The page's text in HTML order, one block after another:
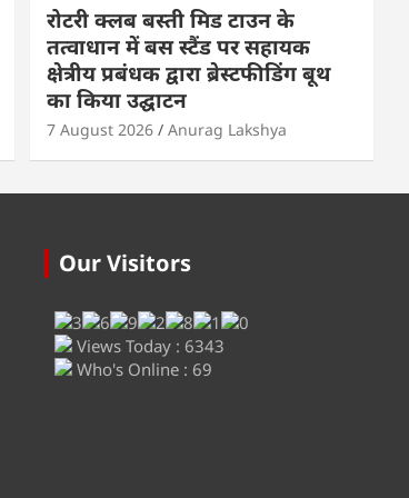
रोटरी क्लब बस्ती मिड टाउन के
तत्वाधान में बस स्टैंड पर सहायक
क्षेत्रीय प्रबंधक द्वारा ब्रेस्टफीडिंग बूथ
का किया उद्घाटन
7 August 2026 Anurag Lakshya
Our Visitors
Views Today : 6343
Who's Online : 69